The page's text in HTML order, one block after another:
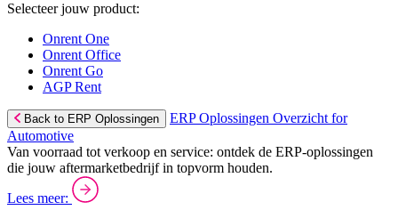
Selecteer jouw product:
Onrent One
Onrent Office
Onrent Go
AGP Rent
Back to ERP Oplossingen
ERP Oplossingen Overzicht for
Automotive
Van voorraad tot verkoop en service: ontdek de ERP-oplossingen
die jouw aftermarketbedrijf in topvorm houden.
Lees meer: